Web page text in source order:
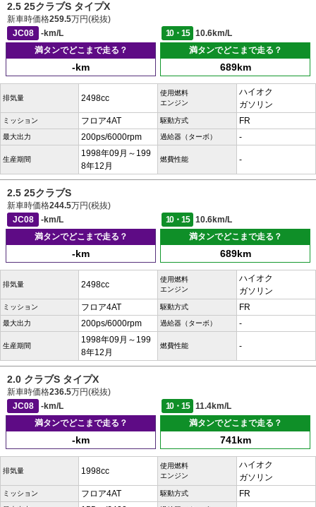
2.5 25クラブS タイプX
新車時価格259.5万円(税抜)
JC08
-km/L 10・15
10.6km/L
満タンでどこまで走る？
-km
満タンでどこまで走る？
689km
排気量 2498cc
使用燃料
エンジン
ハイオク
ガソリン
ミッション フロア4AT 駆動方式 FR
最大出力 200ps/6000rpm 過給器（ターボ） -
生産期間
1998年09月～199
8年12月
燃費性能 -
2.5 25クラブS
新車時価格244.5万円(税抜)
JC08
-km/L 10・15
10.6km/L
満タンでどこまで走る？
-km
満タンでどこまで走る？
689km
排気量 2498cc
使用燃料
エンジン
ハイオク
ガソリン
ミッション フロア4AT 駆動方式 FR
最大出力 200ps/6000rpm 過給器（ターボ） -
生産期間
1998年09月～199
8年12月
燃費性能 -
2.0 クラブS タイプX
新車時価格236.5万円(税抜)
JC08
-km/L 10・15
11.4km/L
満タンでどこまで走る？
-km
満タンでどこまで走る？
741km
排気量 1998cc
使用燃料
エンジン
ハイオク
ガソリン
ミッション フロア4AT 駆動方式 FR